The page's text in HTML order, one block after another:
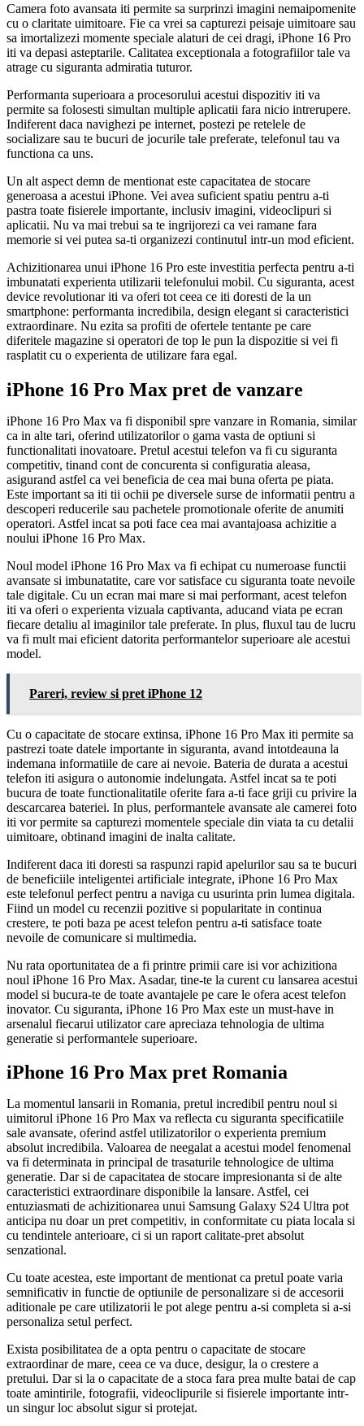
Camera foto avansata iti permite sa surprinzi imagini nemaipomenite
cu o claritate uimitoare. Fie ca vrei sa capturezi peisaje uimitoare sau
sa imortalizezi momente speciale alaturi de cei dragi, iPhone 16 Pro
iti va depasi asteptarile. Calitatea exceptionala a fotografiilor tale va
atrage cu siguranta admiratia tuturor.
Performanta superioara a procesorului acestui dispozitiv iti va
permite sa folosesti simultan multiple aplicatii fara nicio intrerupere.
Indiferent daca navighezi pe internet, postezi pe retelele de
socializare sau te bucuri de jocurile tale preferate, telefonul tau va
functiona ca uns.
Un alt aspect demn de mentionat este capacitatea de stocare
generoasa a acestui iPhone. Vei avea suficient spatiu pentru a-ti
pastra toate fisierele importante, inclusiv imagini, videoclipuri si
aplicatii. Nu va mai trebui sa te ingrijorezi ca vei ramane fara
memorie si vei putea sa-ti organizezi continutul intr-un mod eficient.
Achizitionarea unui iPhone 16 Pro este investitia perfecta pentru a-ti
imbunatati experienta utilizarii telefonului mobil. Cu siguranta, acest
device revolutionar iti va oferi tot ceea ce iti doresti de la un
smartphone: performanta incredibila, design elegant si caracteristici
extraordinare. Nu ezita sa profiti de ofertele tentante pe care
diferitele magazine si operatori de top le pun la dispozitie si vei fi
rasplatit cu o experienta de utilizare fara egal.
iPhone 16 Pro Max pret de vanzare
iPhone 16 Pro Max va fi disponibil spre vanzare in Romania, similar
ca in alte tari, oferind utilizatorilor o gama vasta de optiuni si
functionalitati inovatoare. Pretul acestui telefon va fi cu siguranta
competitiv, tinand cont de concurenta si configuratia aleasa,
asigurand astfel ca vei beneficia de cea mai buna oferta pe piata.
Este important sa iti tii ochii pe diversele surse de informatii pentru a
descoperi reducerile sau pachetele promotionale oferite de anumiti
operatori. Astfel incat sa poti face cea mai avantajoasa achizitie a
noului iPhone 16 Pro Max.
Noul model iPhone 16 Pro Max va fi echipat cu numeroase functii
avansate si imbunatatite, care vor satisface cu siguranta toate nevoile
tale digitale. Cu un ecran mai mare si mai performant, acest telefon
iti va oferi o experienta vizuala captivanta, aducand viata pe ecran
fiecare detaliu al imaginilor tale preferate. In plus, fluxul tau de lucru
va fi mult mai eficient datorita performantelor superioare ale acestui
model.
Pareri, review si pret iPhone 12
Cu o capacitate de stocare extinsa, iPhone 16 Pro Max iti permite sa
pastrezi toate datele importante in siguranta, avand intotdeauna la
indemana informatiile de care ai nevoie. Bateria de durata a acestui
telefon iti asigura o autonomie indelungata. Astfel incat sa te poti
bucura de toate functionalitatile oferite fara a-ti face griji cu privire la
descarcarea bateriei. In plus, performantele avansate ale camerei foto
iti vor permite sa capturezi momentele speciale din viata ta cu detalii
uimitoare, obtinand imagini de inalta calitate.
Indiferent daca iti doresti sa raspunzi rapid apelurilor sau sa te bucuri
de beneficiile inteligentei artificiale integrate, iPhone 16 Pro Max
este telefonul perfect pentru a naviga cu usurinta prin lumea digitala.
Fiind un model cu recenzii pozitive si popularitate in continua
crestere, te poti baza pe acest telefon pentru a-ti satisface toate
nevoile de comunicare si multimedia.
Nu rata oportunitatea de a fi printre primii care isi vor achizitiona
noul iPhone 16 Pro Max. Asadar, tine-te la curent cu lansarea acestui
model si bucura-te de toate avantajele pe care le ofera acest telefon
inovator. Cu siguranta, iPhone 16 Pro Max este un must-have in
arsenalul fiecarui utilizator care apreciaza tehnologia de ultima
generatie si performantele superioare.
iPhone 16 Pro Max pret Romania
La momentul lansarii in Romania, pretul incredibil pentru noul si
uimitorul iPhone 16 Pro Max va reflecta cu siguranta specificatiile
sale avansate, oferind astfel utilizatorilor o experienta premium
absolut incredibila. Valoarea de neegalat a acestui model fenomenal
va fi determinata in principal de trasaturile tehnologice de ultima
generatie. Dar si de capacitatea de stocare impresionanta si de alte
caracteristici extraordinare disponibile la lansare. Astfel, cei
entuziasmati de achizitionarea unui Samsung Galaxy S24 Ultra pot
anticipa nu doar un pret competitiv, in conformitate cu piata locala si
cu tendintele anterioare, ci si un raport calitate-pret absolut
senzational.
Cu toate acestea, este important de mentionat ca pretul poate varia
semnificativ in functie de optiunile de personalizare si de accesorii
aditionale pe care utilizatorii le pot alege pentru a-si completa si a-si
personaliza setul perfect.
Exista posibilitatea de a opta pentru o capacitate de stocare
extraordinar de mare, ceea ce va duce, desigur, la o crestere a
pretului. Dar si la o capacitate de a stoca fara prea multe batai de cap
toate amintirile, fotografii, videoclipurile si fisierele importante intr-
un singur loc absolut sigur si protejat.